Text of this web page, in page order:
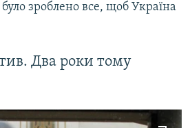
зроблено все, щоб Україна
Два роки тому